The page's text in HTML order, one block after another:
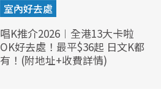
室內好去處
唱K推介2026︱全港13大卡啦
OK好去處！最平$36起 日文K都
有！(附地址+收費詳情)